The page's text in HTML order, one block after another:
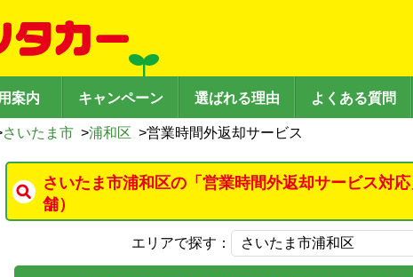
案内 キャンペーン 選ばれる理由 よくある質問
さいたま市 >浦和区 >営業時間外返却サービス
さいたま市浦和区の「営業時間外返却サービス対
舗）
エリアで探す：